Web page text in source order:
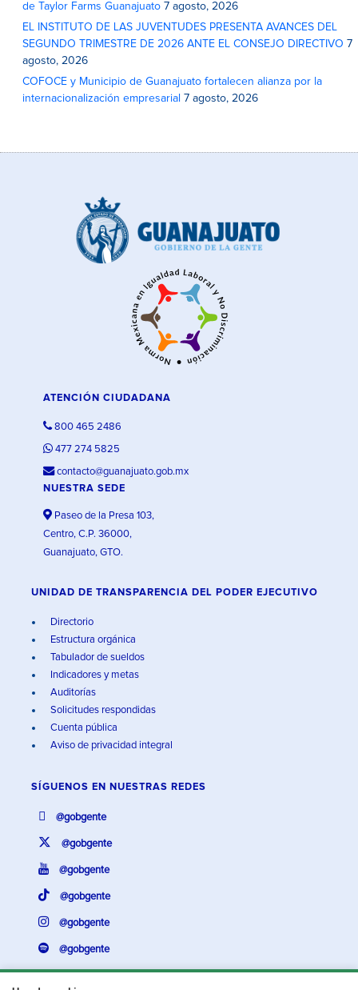
de Taylor Farms Guanajuato 7 agosto, 2026
EL INSTITUTO DE LAS JUVENTUDES PRESENTA AVANCES DEL
SEGUNDO TRIMESTRE DE 2026 ANTE EL CONSEJO DIRECTIVO 7
agosto, 2026
COFOCE y Municipio de Guanajuato fortalecen alianza por la
internacionalización empresarial 7 agosto, 2026
ATENCIÓN CIUDADANA
800 465 2486
477 274 5825
contacto@guanajuato.gob.mx
NUESTRA SEDE
Paseo de la Presa 103,
Centro, C.P. 36000,
Guanajuato, GTO.
UNIDAD DE TRANSPARENCIA DEL PODER EJECUTIVO
Directorio
Estructura orgánica
Tabulador de sueldos
Indicadores y metas
Auditorías
Solicitudes respondidas
Cuenta pública
Aviso de privacidad integral
SÍGUENOS EN NUESTRAS REDES
@gobgente
@gobgente
@gobgente
@gobgente
@gobgente
@gobgente